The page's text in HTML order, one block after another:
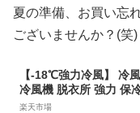
夏の準備、お買い忘
ございませんか？(笑)
【-18℃強力冷風】 冷
冷風機 脱衣所 強力 保
動首振り 静音 上下90°
楽天市場